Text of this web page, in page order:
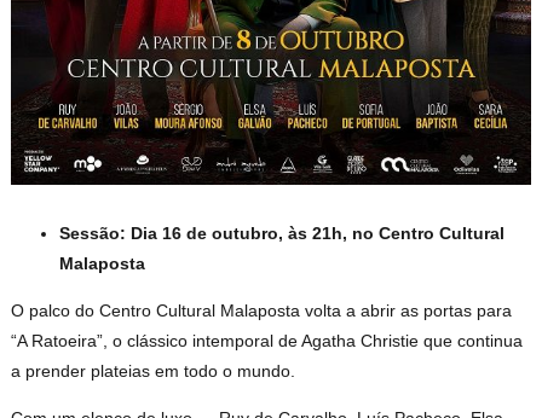
Sessão: Dia 16 de outubro, às 21h, no Centro Cultural
Malaposta
O palco do Centro Cultural Malaposta volta a abrir as portas para
“A Ratoeira”, o clássico intemporal de Agatha Christie que continua
a prender plateias em todo o mundo.